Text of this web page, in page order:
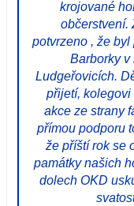
krojované
občerstvení.
potvrzeno , že
Barborky v
Ludgeřovicích.
přijetí,
akce ze strany
přímou podporu
že příští rok se
památky našich
dolech OKD